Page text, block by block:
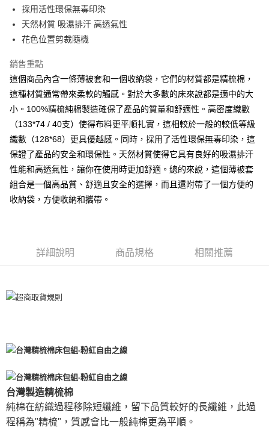
運送方式
全家取貨付款
離島-全家取貨付款
每筆NT$60
付款後全家取貨
7-11取貨付款
每筆NT$60
離島7-11取貨付款
每筆NT$60
採用活性環保無毒印染
天然材質 吸濕排汗 高透氣性
花色位置剪裁隨機
銷售重點
這個商品內含一條薄被套和一個收納袋，它們的材質都是精梳棉，
這種材質通常帶來柔軟的觸感。對於大多數的床來說都是適中的大
小。100%精梳純棉製造確保了產品的質量和舒適性。高密度織數
（133*74 / 40支）使得布料更平順扎實，這相較於一般的較低等級
織數（128*68）更具優越感。同時，採用了活性環保無毒印染，這
保證了產品的安全和環保性。天然材質使得它具有良好的吸濕排汗
性能和高透氣性，讓你在使用時更加舒適。總的來說，這個薄被套
組合是一個高品質、舒適且安全的選擇，而且還附帶了一個方便的
收納袋，方便收納和攜帶。
詳細說明 商品規格 相關推薦
台灣製造精梳棉
純棉在紡織過程移除短纖維，留下品質較好的長纖維，此過
程稱為"精梳"，質感會比一般純棉更為平順。